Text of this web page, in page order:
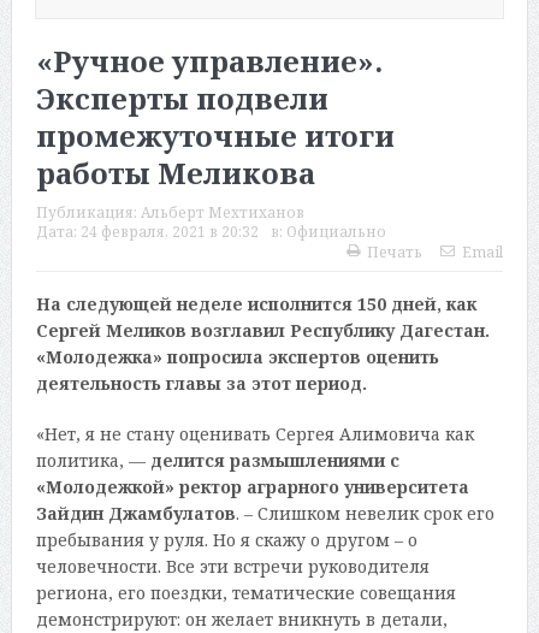
«Ручное управление».
Эксперты подвели
промежуточные итоги
работы Меликова
Публикация: Альберт Мехтиханов
Дата: 24 февраля, 2021 в 20:32 в: Официально
Печать
Email
На следующей неделе исполнится 150 дней, как
Сергей Меликов возглавил Республику Дагестан.
«Молодежка» попросила экспертов оценить
деятельность главы за этот период.
«Нет, я не стану оценивать Сергея Алимовича как
политика, — делится размышлениями с
«Молодежкой» ректор аграрного университета
Зайдин Джамбулатов. – Слишком невелик срок его
пребывания у руля. Но я скажу о другом – о
человечности. Все эти встречи руководителя
региона, его поездки, тематические совещания
демонстрируют: он желает вникнуть в детали,